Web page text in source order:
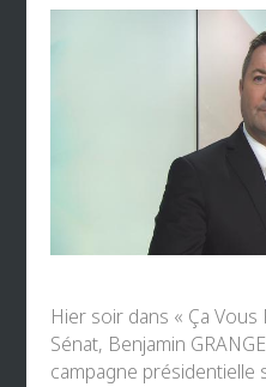
Hier soir dans « Ça Vous
Sénat, Benjamin GRANGE
campagne présidentielle